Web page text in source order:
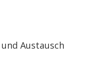
Austausch